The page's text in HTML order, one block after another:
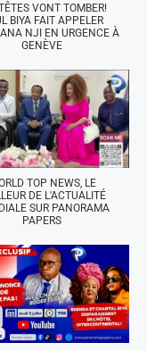
VONT TOMBER!
BIYA FAIT APPELER
NJI EN URGENCE À
GENÈVE
TOP NEWS, LE
DE L'ACTUALITÉ
SUR PANORAMA
PAPERS